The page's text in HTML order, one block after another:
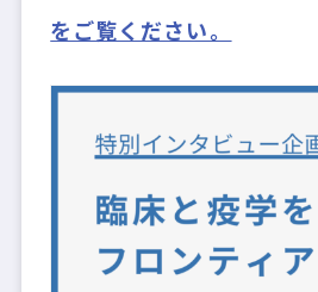
をご覧ください。